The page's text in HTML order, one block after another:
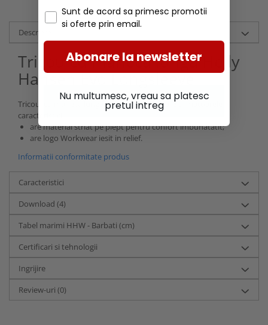
Descriere
Tricou cu maneca lunga Helly
Hansen Evo Longsleeve
Tricoul cu maneca lunga Evo Longsleeveare urmatoarele
caracteristici:
are material striat pe piept pentru confort imbunatatit;
are logo Workwear iesit in relief.
Informatii conformitate produs
Caracteristici
Download (4)
Tabel marimi HHW - Barbati (cm)
Certificari si tehnologii
Ingrijire
Review-uri (0)
Sunt de acord sa primesc promotii
si oferte prin email.
Abonare la newsletter
Nu multumesc, vreau sa platesc
pretul intreg